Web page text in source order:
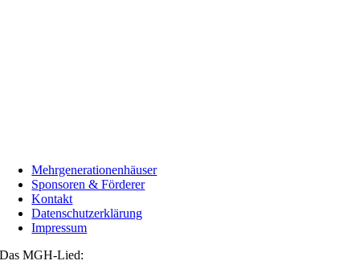
Mehrgenerationenhäuser
Sponsoren & Förderer
Kontakt
Datenschutzerklärung
Impressum
Das MGH-Lied: